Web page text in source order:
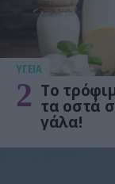
ΥΓΕΙΑ
2 Το
τα οστά
γάλα!